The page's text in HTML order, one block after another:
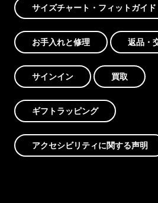
サイズチャート・フィットガイド
お手入れと修理 返品・
サインイン 買取
ギフトラッピング
アクセシビリティに関する声明